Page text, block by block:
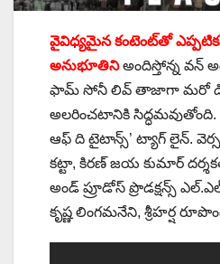
వైవిధ్యమైన కంటెంట్‌తో
అనుభూతినిఅందిస్తోన్న వన్
ఫామ్ సోనీ లివ్ తాజాగా మరో
అలరించటానికి
ఆఫ్ ది టైటాన్స్’ ట్యాగ్ లైన్.
కట్టా, కిరణ్ జయ కుమార్
అండ్ ప్రూడోస్ ప్రొడక్షన్స్
కృష్ణ లింగమనేని, శ్రీహర్ష